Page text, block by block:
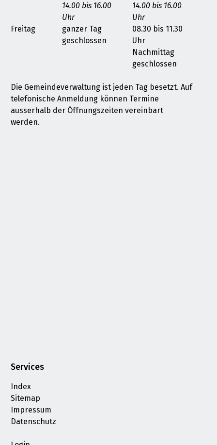
14.00 bis 16.00
Uhr
14.00 bis 16.00
Uhr
Freitag
ganzer Tag
geschlossen
08.30 bis 11.30
Uhr
Nachmittag
geschlossen
Die Gemeindeverwaltung ist jeden Tag besetzt. Auf
telefonische Anmeldung können Termine
ausserhalb der Öffnungszeiten vereinbart
werden.
Services
Index
Sitemap
Impressum
Datenschutz